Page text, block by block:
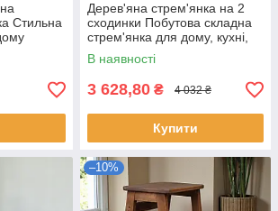
Стильна
з
Дерев'яна стрем'янка на 2
сходинки Побутова складна
стрем'янка для дому, кухні,
фотостудії Сходи
трансформер розкладні
В наявності
3 628,80 ₴ 4 032 ₴
Купити
–10%